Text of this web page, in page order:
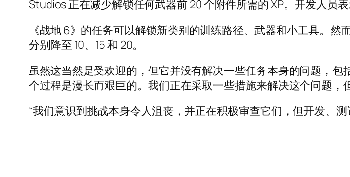
Studios 正在减少解锁任何武器前 20 个附件所需的 XP。开发人员
《战地 6》的任务可以解锁新类别的训练路径、武器和小工具。
分别降至 10、15 和 20。
虽然这当然是受欢迎的，但它并没有解决一些任务本身的问题，
个过程是漫长而艰巨的。我们正在采取一些措施来解决这个问题，
“我们意识到挑战本身令人沮丧，并正在积极审查它们，但开发、